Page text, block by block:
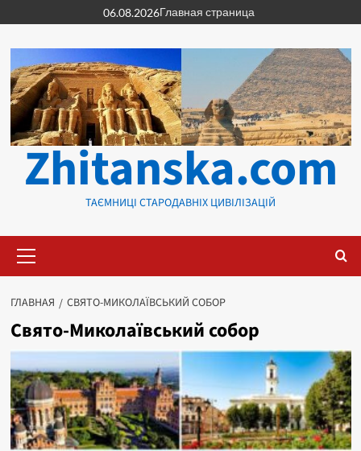
к
содержимому
06.08.2026Главная страница
Zhitanska.com
ТАЄМНИЦІ СТАРОДАВНІХ ЦИВІЛІЗАЦІЙ
меню
ГЛАВНАЯ СВЯТО-МИКОЛАЇВСЬКИЙ СОБОР
Свято-Миколаївський собор